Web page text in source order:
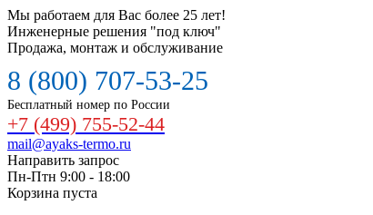
Мы работаем для Вас более 25 лет!
Инженерные решения "под ключ"
Продажа, монтаж и обслуживание
8 (800) 707-53-25
Бесплатный номер по России
+7 (499) 755-52-44
mail@ayaks-termo.ru
Направить запрос
Пн-Птн 9:00 - 18:00
Корзина пуста